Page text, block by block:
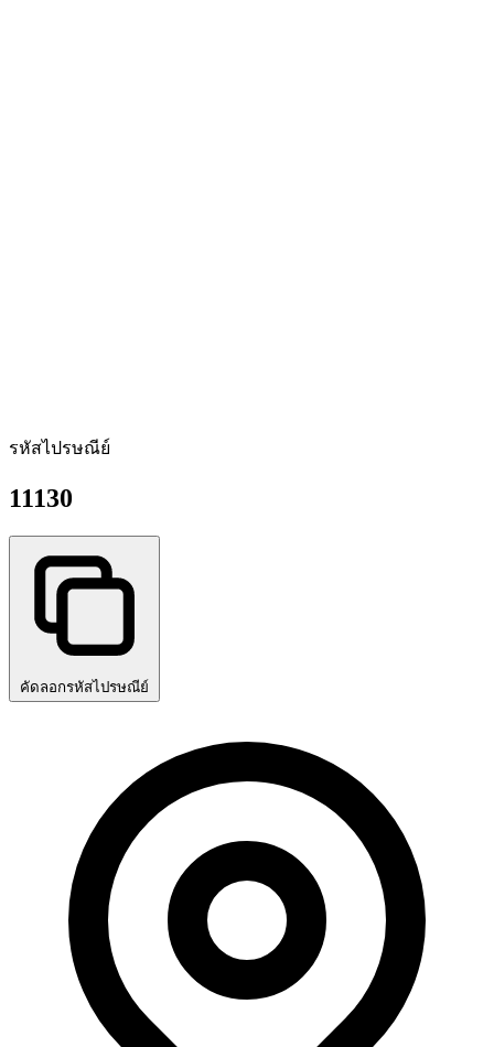
รหัสไปรษณีย์
11130
คัดลอกรหัสไปรษณีย์